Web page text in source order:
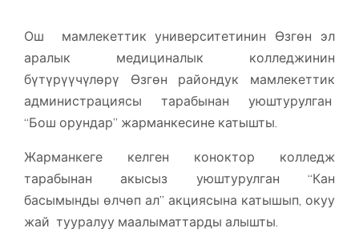
Ош мамлекеттик университетинин Өзгөн эл
аралык медициналык колледжинин
бүтүрүүчүлөрү Өзгөн райондук мамлекеттик
администрациясы тарабынан уюштурулган
“Бош орундар” жарманкесине катышты.
Жарманкеге келген коноктор колледж
тарабынан акысыз уюштурулган “Кан
басымынды өлчөп ал” акциясына катышып, окуу
жай тууралуу маалыматтарды алышты.